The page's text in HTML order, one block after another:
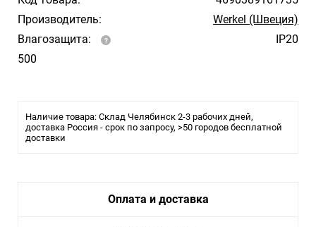
Производитель:
Werkel (Швеция)
Влагозащита:
IP20
500
Наличие товара: Склад Челябинск 2-3 рабочих дней,
доставка Россия - срок по запросу, >50 городов бесплатной
доставки
Оплата и доставка